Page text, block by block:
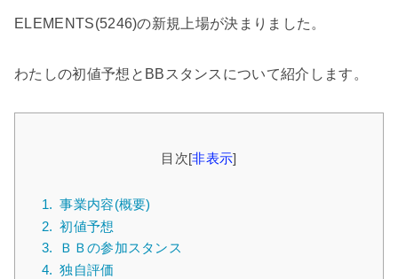
ELEMENTS(5246)の新規上場が決まりました。
わたしの初値予想とBBスタンスについて紹介します。
目次[非表示]
1. 事業内容(概要)
2. 初値予想
3.
ＢＢの参加スタンス
4. 独自評価